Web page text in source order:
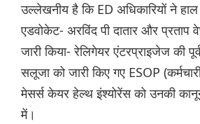
उल्लेखनीय है कि ED अधिकारियों ने हाल
एडवोकेट- अरविंद पी दातार और प्रताप
जारी किया- रेलिगेयर एंटरप्राइजेज की
सलूजा को जारी किए गए ESOP
मेसर्स केयर हेल्थ इंश्योरेंस को उनकी
में।